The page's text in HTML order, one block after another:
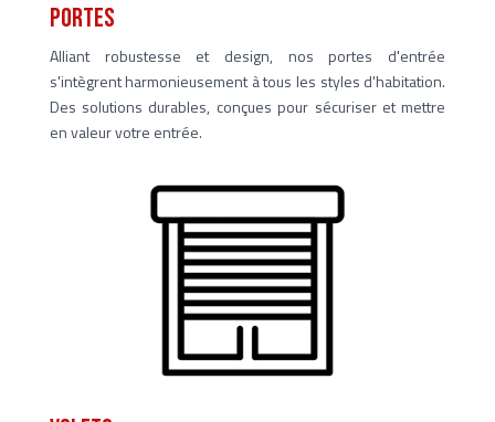
PORTES
Alliant robustesse et design, nos portes d'entrée
s'intègrent harmonieusement à tous les styles d'habitation.
Des solutions durables, conçues pour sécuriser et mettre
en valeur votre entrée.